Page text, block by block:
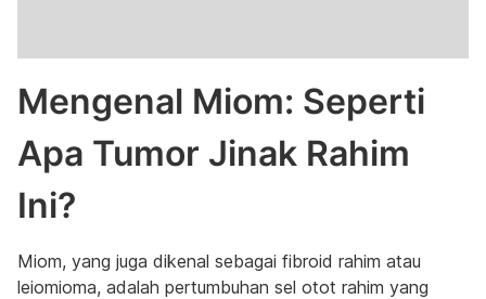
Mengenal Miom: Seperti
Apa Tumor Jinak Rahim
Ini?
Miom, yang juga dikenal sebagai fibroid rahim atau
leiomioma, adalah pertumbuhan sel otot rahim yang